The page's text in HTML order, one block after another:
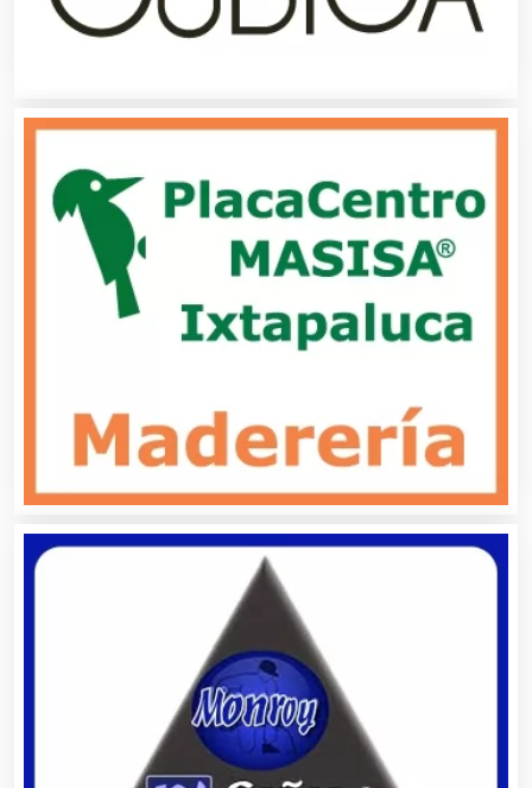
Artículos Deportivos
Artículos Importados
Artículos para el Hogar
Artículos para Regalos
Artículos Personales
Artículos Publicitarios
Aseguradoras